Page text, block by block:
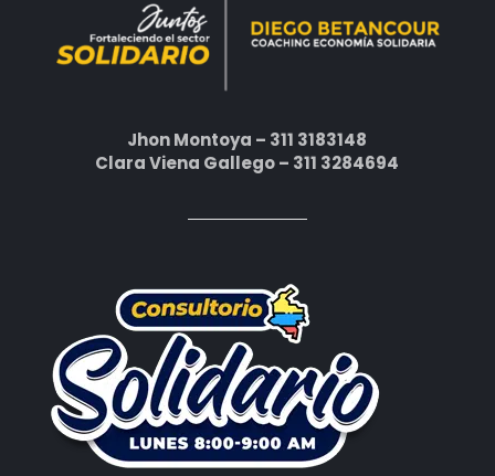
Jhon Montoya – 311 3183148
Clara Viena Gallego – 311 3284694